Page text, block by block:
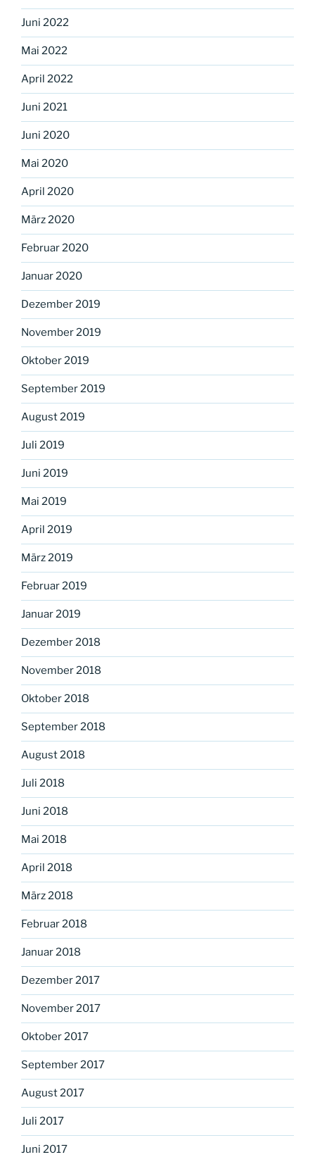
Juni 2022
Mai 2022
April 2022
Juni 2021
Juni 2020
Mai 2020
April 2020
März 2020
Februar 2020
Januar 2020
Dezember 2019
November 2019
Oktober 2019
September 2019
August 2019
Juli 2019
Juni 2019
Mai 2019
April 2019
März 2019
Februar 2019
Januar 2019
Dezember 2018
November 2018
Oktober 2018
September 2018
August 2018
Juli 2018
Juni 2018
Mai 2018
April 2018
März 2018
Februar 2018
Januar 2018
Dezember 2017
November 2017
Oktober 2017
September 2017
August 2017
Juli 2017
Juni 2017